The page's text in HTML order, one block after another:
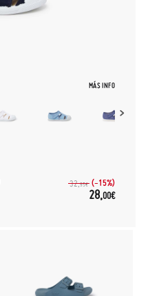
MÁS INFO
32,95€ (-15%)
28,00€